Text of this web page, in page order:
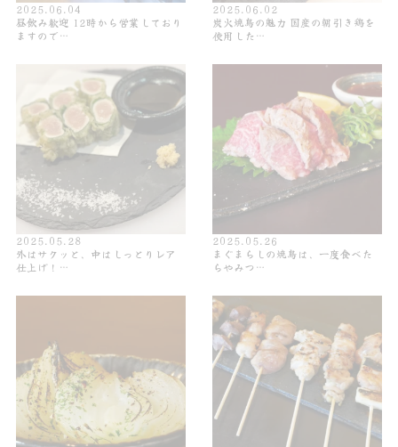
2025.06.04
昼飲み歓迎 12時から営業しており
ますので…
2025.06.02
炭火焼鳥の魅力 国産の朝引き鶏を
使用した…
2025.05.28
外はサクッと、中はしっとりレア
仕上げ！…
2025.05.26
まぐまらしの焼鳥は、一度食べた
らやみつ…